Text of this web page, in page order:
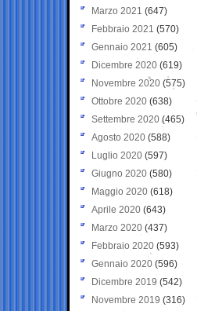
Marzo 2021 (647)
Febbraio 2021 (570)
Gennaio 2021 (605)
Dicembre 2020 (619)
Novembre 2020 (575)
Ottobre 2020 (638)
Settembre 2020(465)
Agosto 2020 (588)
Luglio 2020 (597)
Giugno 2020 (580)
Maggio 2020 (618)
Aprile 2020 (643)
Marzo 2020 (437)
Febbraio 2020 (593)
Gennaio 2020 (596)
Dicembre 2019 (542)
Novembre 2019 (316)